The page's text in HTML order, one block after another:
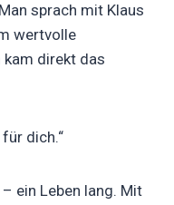
sprach mit Klaus
wertvolle
direkt das
dich.“
ein Leben lang. Mit